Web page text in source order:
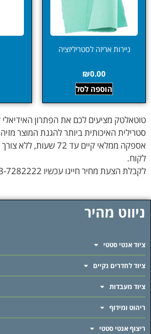
ניווט מהיר
ציוד אנטי סטטי
ציוד לחדרים נקיים
ציוד מעבדות
ריהוט ומידוף
ריצוף אנטי סטטי
טוטאלטק מציעים לכם את הפתרון
סטרילית האיכותית ביותר להגנת המוצר
אספקה ממלאי קיים עד 72
לקוח.
לקבלת הצעת מחיר חייגו עכשיו 073-7282222.
ניירות אריזה לסטריליזציה
₪0.00
הוספה לסל